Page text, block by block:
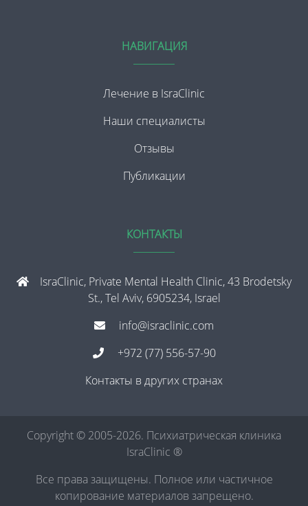
НАВИГАЦИЯ
Лечение в IsraClinic
Наши специалисты
Отзывы
Публикации
КОНТАКТЫ
IsraClinic, Private Mental Health Clinic, 43 Brodetsky
St., Tel Aviv, 6905234, Israel
info@israclinic.com
+972 (77) 556-57-90
Контакты в других странах
Copyright © 2005-2026. Психиатрическая клиника
IsraClinic ®
Все права защищены. Полное или частичное
копирование материалов запрещено.